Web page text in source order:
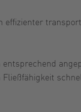
effizienter